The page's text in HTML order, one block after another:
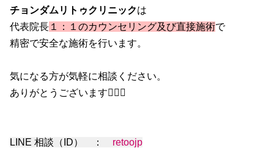
チョンダムリトゥクリニックは
代表院長 １：１のカウンセリング及び直接施術で
精密で安全な施術を行います。
気になる方が気軽に相談ください。
ありがとうございます🧑🏻‍⚕️
LINE 相談（ID） ： retoojp